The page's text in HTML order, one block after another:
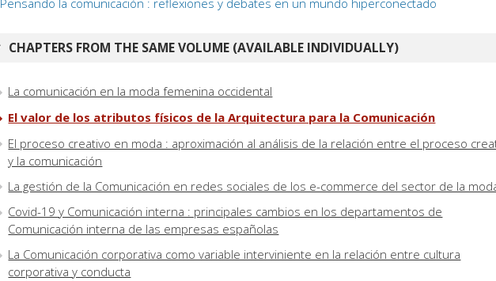
Pensando la comunicación : reflexiones y debates en un mundo hiperconectado
CHAPTERS FROM THE SAME VOLUME (AVAILABLE INDIVIDUALLY)
La comunicación en la moda femenina occidental
El valor de los atributos físicos de la Arquitectura para la Comunicación
El proceso creativo en moda : aproximación al análisis de la relación entre el proceso
y la comunicación
La gestión de la Comunicación en redes sociales de los e-commerce del sector de la
Covid-19 y Comunicación interna : principales cambios en los departamentos de
Comunicación interna de las empresas españolas
La Comunicación corporativa como variable interviniente en la relación entre cultura
corporativa y conducta